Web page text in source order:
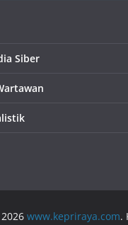
Siber
www.kepriraya.com.